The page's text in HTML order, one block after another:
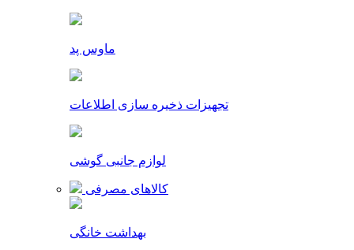
ماوس پد
تجهیزات ذخیره سازی اطلاعات
لوازم جانبی گوشی
کالاهای مصرفی
بهداشت خانگی